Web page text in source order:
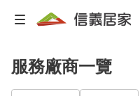
服務廠商一覽